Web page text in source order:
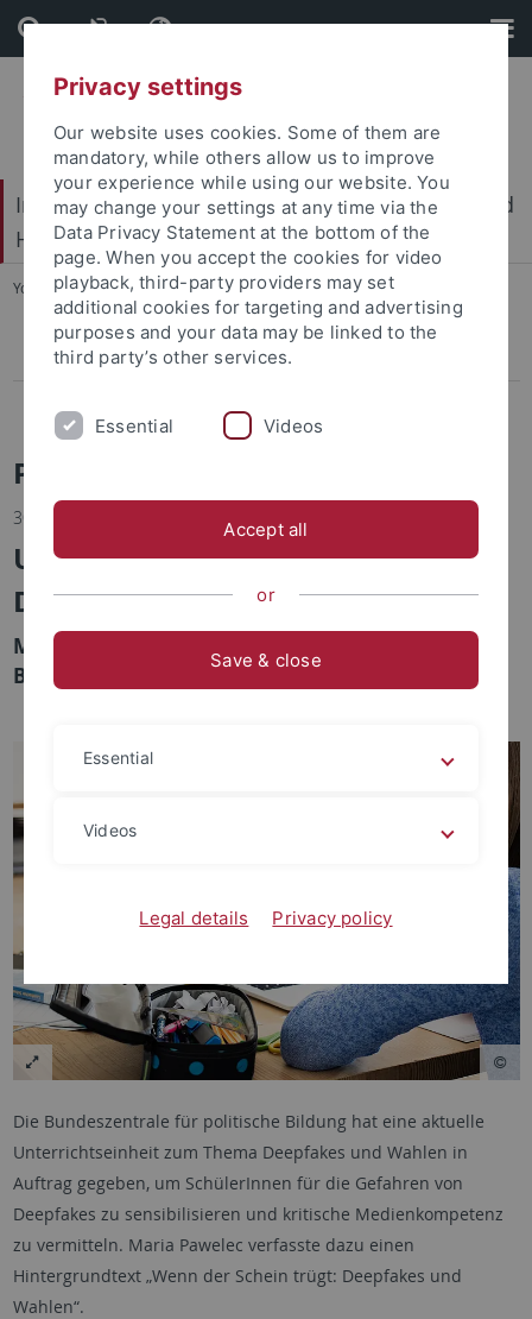
Skip
to
content
Skip
to
footer
International Center for Ethics in the Sciences and
Humanities (IZEW)
You are here: Home ... Pressemitteilungen
Pressemitteilungen
Pressemitteilungen
30.01.2025
Unterrichtsmaterialien zu
Deepfakes in Wahlen
Maria Pawelec verfasste Hintergrundtext für die
Bundeszentrale für politische Bildung
Die Bundeszentrale für politische Bildung hat eine aktuelle
Unterrichtseinheit zum Thema Deepfakes und Wahlen in
Auftrag gegeben, um SchülerInnen für die Gefahren von
Deepfakes zu sensibilisieren und kritische Medienkompetenz
zu vermitteln. Maria Pawelec verfasste dazu einen
Hintergrundtext „Wenn der Schein trügt: Deepfakes und
Wahlen“.
Privacy settings
Our website uses cookies. Some of them are
mandatory, while others allow us to improve
your experience while using our website. You
may change your settings at any time via the
Data Privacy Statement at the bottom of the
page. When you accept the cookies for video
playback, third-party providers may set
additional cookies for targeting and advertising
purposes and your data may be linked to the
third party’s other services.
Essential Videos
Accept all
or
Save & close
Essential
Videos
Legal details Privacy policy